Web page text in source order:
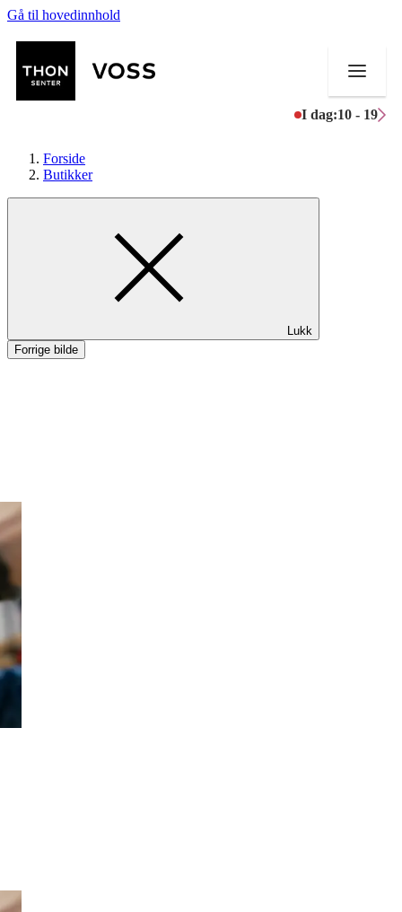
Gå til hovedinnhold
I dag:10 - 19
Mat og drikke
Aktiviteter
Forside
Butikker
Lukk
Forrige bilde